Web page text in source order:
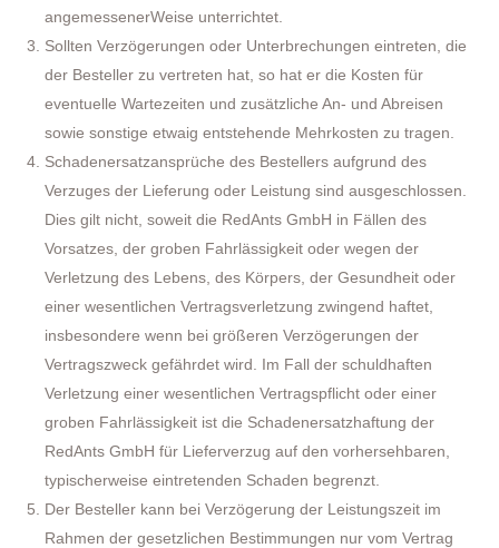
angemessenerWeise unterrichtet.
Sollten Verzögerungen oder Unterbrechungen eintreten, die
der Besteller zu vertreten hat, so hat er die Kosten für
eventuelle Wartezeiten und zusätzliche An- und Abreisen
sowie sonstige etwaig entstehende Mehrkosten zu tragen.
Schadenersatzansprüche des Bestellers aufgrund des
Verzuges der Lieferung oder Leistung sind ausgeschlossen.
Dies gilt nicht, soweit die RedAnts GmbH in Fällen des
Vorsatzes, der groben Fahrlässigkeit oder wegen der
Verletzung des Lebens, des Körpers, der Gesundheit oder
einer wesentlichen Vertragsverletzung zwingend haftet,
insbesondere wenn bei größeren Verzögerungen der
Vertragszweck gefährdet wird. Im Fall der schuldhaften
Verletzung einer wesentlichen Vertragspflicht oder einer
groben Fahrlässigkeit ist die Schadenersatzhaftung der
RedAnts GmbH für Lieferverzug auf den vorhersehbaren,
typischerweise eintretenden Schaden begrenzt.
Der Besteller kann bei Verzögerung der Leistungszeit im
Rahmen der gesetzlichen Bestimmungen nur vom Vertrag